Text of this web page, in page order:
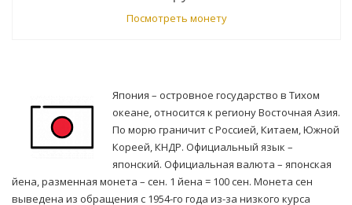
Посмотреть монету
Япония – островное государство в Тихом
океане, относится к региону Восточная Азия.
По морю граничит с Россией, Китаем, Южной
Кореей, КНДР. Официальный язык –
японский. Официальная валюта – японская
йена, разменная монета – сен. 1 йена = 100 сен. Монета сен
выведена из обращения с 1954-го года из-за низкого курса